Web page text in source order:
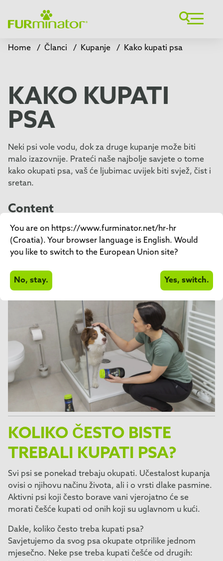
Home / Članci / Kupanje / Kako kupati psa
KAKO KUPATI
PSA
Neki psi vole vodu, dok za druge kupanje može biti
malo izazovnije. Prateći naše najbolje savjete o tome
kako okupati psa, vaš će ljubimac uvijek biti svjež, čist i
sretan.
Content
Koliko često biste trebali kupati psa?
Savjeti za kupanje malog psa
Kako okupati štene
KOLIKO ČESTO BISTE
TREBALI KUPATI PSA?
Svi psi se ponekad trebaju okupati. Učestalost kupanja
ovisi o njihovu načinu života, ali i o vrsti dlake pasmine.
Aktivni psi koji često borave vani vjerojatno će se
morati češće kupati od onih koji su uglavnom u kući.
Dakle, koliko često treba kupati psa?
Savjetujemo da svog psa okupate otprilike jednom
mjesečno. Neke pse treba kupati češće od drugih:
You are on https://www.furminator.net/hr-hr
(Croatia). Your browser language is English. Would
you like to switch to the European Union site?
No, stay. Yes, switch.